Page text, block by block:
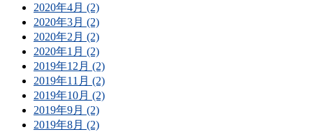
2020年4月 (2)
2020年3月 (2)
2020年2月 (2)
2020年1月 (2)
2019年12月 (2)
2019年11月 (2)
2019年10月 (2)
2019年9月 (2)
2019年8月 (2)